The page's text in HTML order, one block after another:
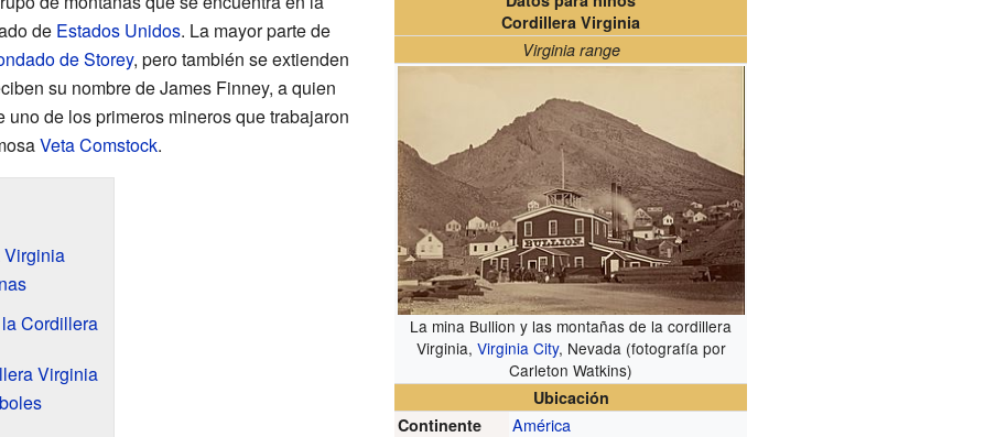
Cordillera Virginia
Virginia range
La mina Bullion y las montañas de la cordillera
Virginia, Virginia City, Nevada (fotografía por
Carleton Watkins)
Ubicación
Continente
América
de Estados Unidos. La mayor parte de
de Storey, pero también se extienden
su nombre de James Finney, a quien
de los primeros mineros que trabajaron
Veta Comstock.
Cordillera
Virginia